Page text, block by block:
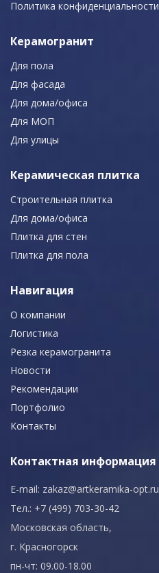
Политика конфиденциальности
Керамогранит
Для пола
Для фасада
Для дома/офиса
Для МОП
Для улицы
Керамическая плитка
Строительная плитка
Для дома/офиса
Плитка для стен
Плитка для пола
Навигация
О компании
Логистика
Резка керамогранита
Новости
Рекомендации
Портфолио
Контакты
Контактная информация
E-mail: zakaz@artkeramika-opt.ru
Тел.: +7 (499) 703-30-42
Московская область,
г. Красногорск
пн-чт: 09.00-18.00